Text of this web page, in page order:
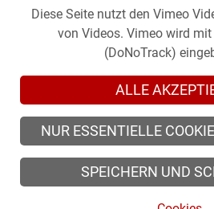
Historische Fotos aus Stuttgart im
zeitgenössischen Bildern.
© 2026 zeitsprung-stuttgart.de,
© 2026 Alle Rechte der
Diese Seite nutzt den Vimeo
von Videos. Vimeo wird
(DoNoTrack)
ALLE
NUR ESSENTIELLE
SPEICHERN UND